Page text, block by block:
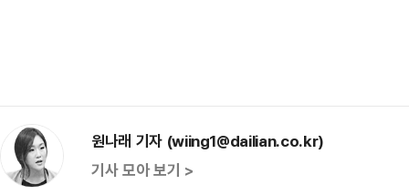
원나래 기자 (wiing1@dailian.co.kr)
기사 모아 보기 >